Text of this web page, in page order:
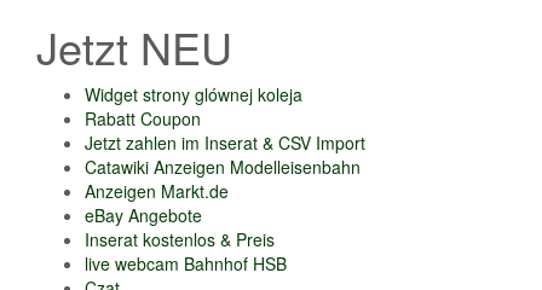
Jetzt NEU
Widget strony glównej koleja
Rabatt Coupon
Jetzt zahlen im Inserat & CSV Import
Catawiki Anzeigen Modelleisenbahn
Anzeigen Markt.de
eBay Angebote
Inserat kostenlos & Preis
live webcam Bahnhof HSB